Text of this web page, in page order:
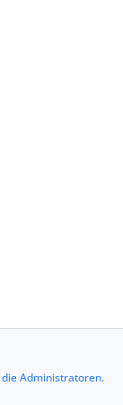
die Administratoren.